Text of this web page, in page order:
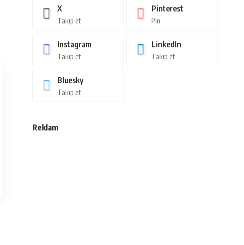
X
Takip et
Pinterest
Pin
Instagram
Takip et
LinkedIn
Takip et
Bluesky
Takip et
Reklam